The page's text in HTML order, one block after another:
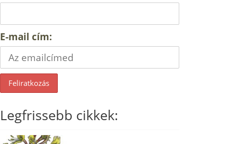
E-mail cím:
Legfrissebb cikkek: